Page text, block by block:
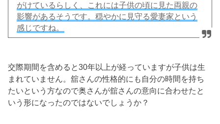
がけているらしく、これには子供の頃に見た両親の
影響があるそうです。穏やかに見守る愛妻家という
感じですね。
交際期間を含めると30年以上が経っていますが子供は生
まれていません。舘さんの性格的にも自分の時間を持ち
たいという方なので奥さんが舘さんの意向に合わせたと
いう形になったのではないでしょうか？